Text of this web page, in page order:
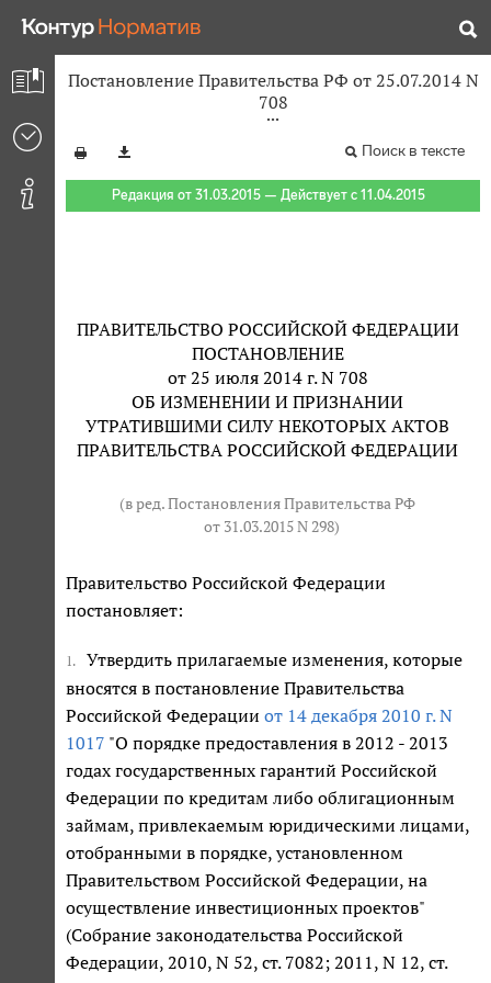
Постановление Правительства РФ от 25.07.2014 N
708
Поиск в тексте
Редакция от 31.03.2015 — Действует с 11.04.2015
ПРАВИТЕЛЬСТВО РОССИЙСКОЙ ФЕДЕРАЦИИ
ПОСТАНОВЛЕНИЕ
от 25 июля 2014 г. N 708
ОБ ИЗМЕНЕНИИ И ПРИЗНАНИИ
УТРАТИВШИМИ СИЛУ НЕКОТОРЫХ АКТОВ
ПРАВИТЕЛЬСТВА РОССИЙСКОЙ ФЕДЕРАЦИИ
(в ред. Постановления Правительства РФ
от 31.03.2015 N 298)
Правительство Российской Федерации
постановляет:
1.
Утвердить прилагаемые изменения, которые
вносятся в постановление Правительства
Российской Федерации от 14 декабря 2010 г. N
1017 "О порядке предоставления в 2012 - 2013
годах государственных гарантий Российской
Федерации по кредитам либо облигационным
займам, привлекаемым юридическими лицами,
отобранными в порядке, установленном
Правительством Российской Федерации, на
осуществление инвестиционных проектов"
(Собрание законодательства Российской
Федерации, 2010, N 52, ст. 7082; 2011, N 12, ст.